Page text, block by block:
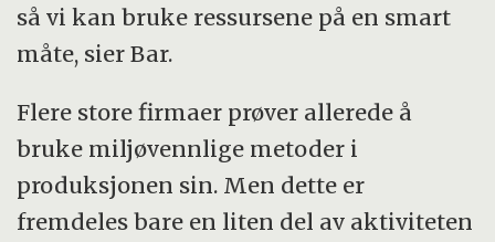
så vi kan bruke ressursene på en smart
måte, sier Bar.
Flere store firmaer prøver allerede å
bruke miljøvennlige metoder i
produksjonen sin. Men dette er
fremdeles bare en liten del av aktiviteten